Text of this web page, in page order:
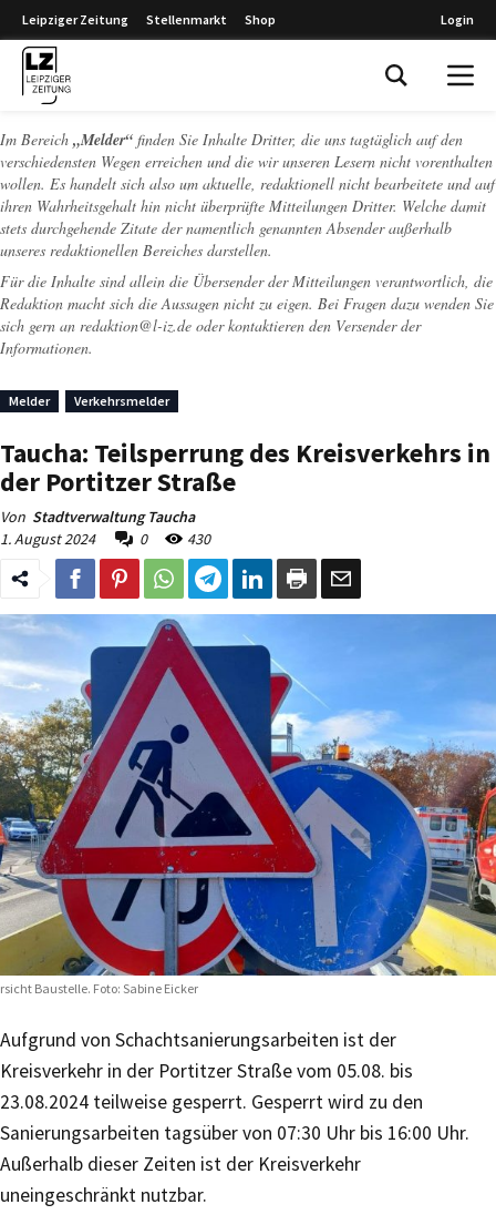
Leipziger Zeitung Stellenmarkt Shop Login
Im Bereich „Melder“ finden Sie Inhalte Dritter, die uns tagtäglich auf den
verschiedensten Wegen erreichen und die wir unseren Lesern nicht vorenthalten
wollen. Es handelt sich also um aktuelle, redaktionell nicht bearbeitete und auf
ihren Wahrheitsgehalt hin nicht überprüfte Mitteilungen Dritter. Welche damit
stets durchgehende Zitate der namentlich genannten Absender außerhalb
unseres redaktionellen Bereiches darstellen.
Für die Inhalte sind allein die Übersender der Mitteilungen verantwortlich, die
Redaktion macht sich die Aussagen nicht zu eigen. Bei Fragen dazu wenden Sie
sich gern an redaktion@l-iz.de oder kontaktieren den Versender der
Informationen.
Melder Verkehrsmelder
Taucha: Teilsperrung des Kreisverkehrs in
der Portitzer Straße
Von Stadtverwaltung Taucha
1. August 2024
0 430
Baustelle. Foto: Sabine Eicker
Aufgrund von Schachtsanierungsarbeiten ist der
Kreisverkehr in der Portitzer Straße vom 05.08. bis
23.08.2024 teilweise gesperrt. Gesperrt wird zu den
Sanierungsarbeiten tagsüber von 07:30 Uhr bis 16:00 Uhr.
Außerhalb dieser Zeiten ist der Kreisverkehr
uneingeschränkt nutzbar.